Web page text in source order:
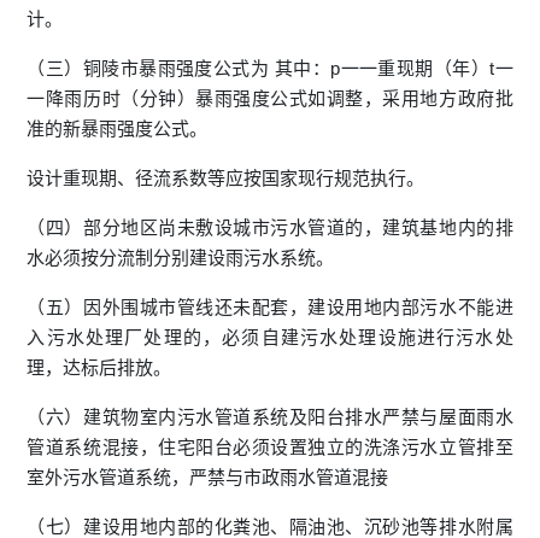
计。
（三）铜陵市暴雨强度公式为 其中：p一一重现期（年）t一
一降雨历时（分钟）暴雨强度公式如调整，采用地方政府批
准的新暴雨强度公式。
设计重现期、径流系数等应按国家现行规范执行。
（四）部分地区尚未敷设城市污水管道的，建筑基地内的排
水必须按分流制分别建设雨污水系统。
（五）因外围城市管线还未配套，建设用地内部污水不能进
入污水处理厂处理的，必须自建污水处理设施进行污水处
理，达标后排放。
（六）建筑物室内污水管道系统及阳台排水严禁与屋面雨水
管道系统混接，住宅阳台必须设置独立的洗涤污水立管排至
室外污水管道系统，严禁与市政雨水管道混接
（七）建设用地内部的化粪池、隔油池、沉砂池等排水附属